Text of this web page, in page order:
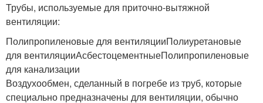
Трубы, используемые для приточно-вытяжной
вентиляции:
Полипропиленовые для вентиляцииПолиуретановые
для вентиляцииАсбестоцементныеПолипропиленовые
для канализации
Воздухообмен, сделанный в погребе из труб, которые
специально предназначены для вентиляции, обычно